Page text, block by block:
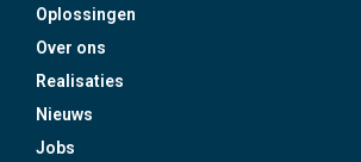
Oplossingen
Over ons
Realisaties
Nieuws
Jobs